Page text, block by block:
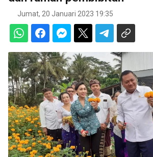
Jumat, 20 Januari 2023 19:35